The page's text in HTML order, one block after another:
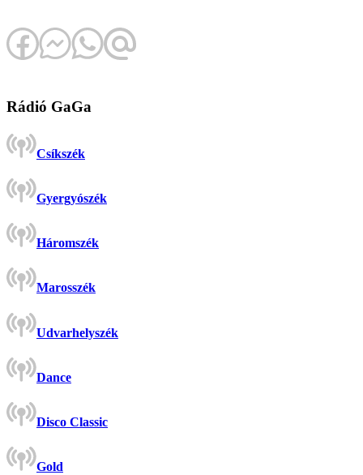
Rádió GaGa
Csíkszék
Gyergyószék
Háromszék
Marosszék
Udvarhelyszék
Dance
Disco Classic
Gold